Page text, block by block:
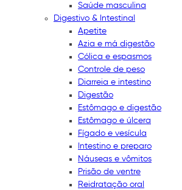
Saúde masculina
Digestivo & Intestinal
Apetite
Azia e má digestão
Cólica e espasmos
Controle de peso
Diarreia e intestino
Digestão
Estômago e digestão
Estômago e úlcera
Fígado e vesícula
Intestino e preparo
Náuseas e vômitos
Prisão de ventre
Reidratação oral